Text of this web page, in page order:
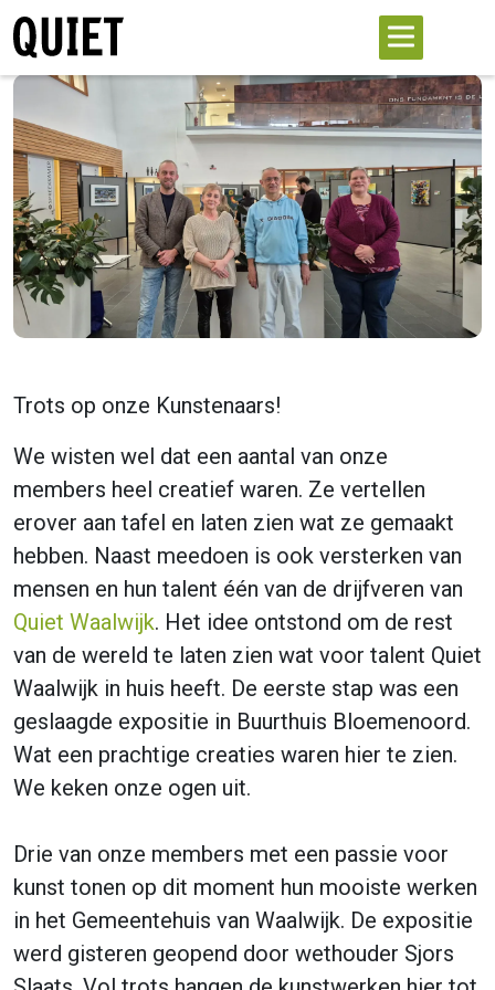
Trots op onze Kunstenaars!
We wisten wel dat een aantal van onze
members heel creatief waren. Ze vertellen
erover aan tafel en laten zien wat ze gemaakt
hebben. Naast meedoen is ook versterken van
mensen en hun talent één van de drijfveren van
Quiet Waalwijk. Het idee ontstond om de rest
van de wereld te laten zien wat voor talent Quiet
Waalwijk in huis heeft. De eerste stap was een
geslaagde expositie in Buurthuis Bloemenoord.
Wat een prachtige creaties waren hier te zien.
We keken onze ogen uit.
Drie van onze members met een passie voor
kunst tonen op dit moment hun mooiste werken
in het Gemeentehuis van Waalwijk. De expositie
werd gisteren geopend door wethouder Sjors